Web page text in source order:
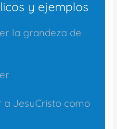
y ejemplos
la grandeza de
a JesuCristo como